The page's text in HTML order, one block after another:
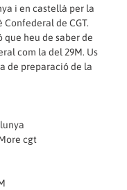
i en castellà per la
de CGT.
heu de saber de
com la del 29M. Us
de preparació de la
cgt